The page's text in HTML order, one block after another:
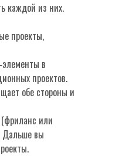
каждой из них.
проекты,
в
проектов.
обе стороны и
или
Дальше вы